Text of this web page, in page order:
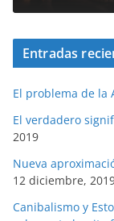
Entradas
El problema de la
El verdadero
2019
Nueva
12 diciembre,
Canibalismo y